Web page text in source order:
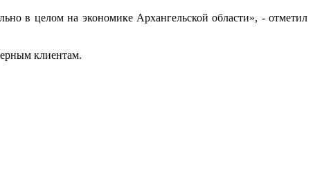
в целом на экономике Архангельской области», - отметил
клиентам.